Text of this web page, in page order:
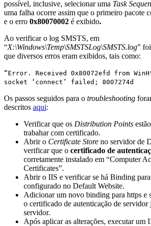
possível, inclusive, selecionar uma Task
uma falha ocorre assim que o primeiro pacote
e o erro 0x80070002 é exibido.
Ao verificar o log SMSTS, em
“X:\Windows\Temp\SMSTSLog\SMSTS.log”
que diversos erros eram exibidos, tais como:
“Error. Received 0x80072efd from
socket ‘connect’ failed; 8007274d
Os passos seguidos para o troubleshooting
descritos aqui:
Verificar que os Distribution Points
trabahar com certificado.
Abrir o Certificate Store no servidor de
verificar que o certificado de
corretamente instalado em “Computer
Certificates”.
Abrir o IIS e verificar se há Binding
configurado no Default Website.
Adicionar um novo binding para https e
o certificado de autenticação de servidor
servidor.
Após aplicar as alterações, executar um